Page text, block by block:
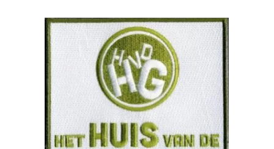
Verzekering
tegen
Grote